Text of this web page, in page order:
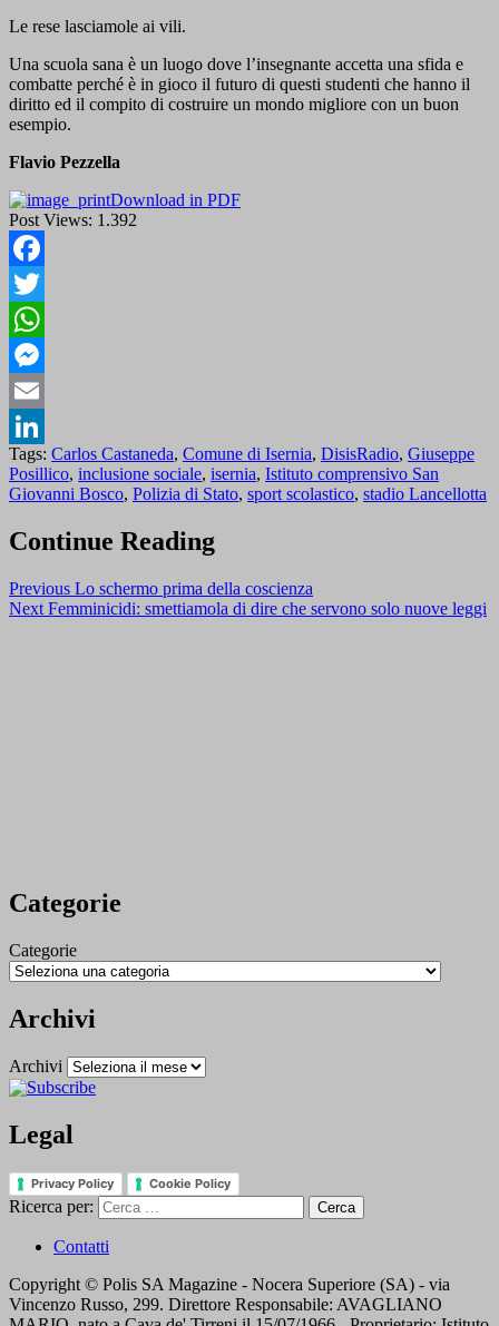
Le rese lasciamole ai vili.
Una scuola sana è un luogo dove l’insegnante accetta una sfida e
combatte perché è in gioco il futuro di questi studenti che hanno il
diritto ed il compito di costruire un mondo migliore con un buon
esempio.
Flavio Pezzella
Download in PDF
Post Views: 1.392
Facebook
Twitter
WhatsApp
Messenger
Email
LinkedIn
Tags: Carlos Castaneda, Comune di Isernia, DisisRadio, Giuseppe
Posillico, inclusione sociale, isernia, Istituto comprensivo San
Giovanni Bosco, Polizia di Stato, sport scolastico, stadio Lancellotta
Continue Reading
Previous Lo schermo prima della coscienza
Next Femminicidi: smettiamola di dire che servono solo nuove leggi
Categorie
Categorie
Archivi
Archivi
Legal
Privacy Policy Cookie Policy
Ricerca per:
Contatti
Copyright © Polis SA Magazine - Nocera Superiore (SA) - via
Vincenzo Russo, 299. Direttore Responsabile: AVAGLIANO